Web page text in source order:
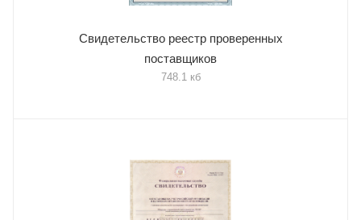
Свидетельство реестр проверенных
поставщиков
748.1 кб